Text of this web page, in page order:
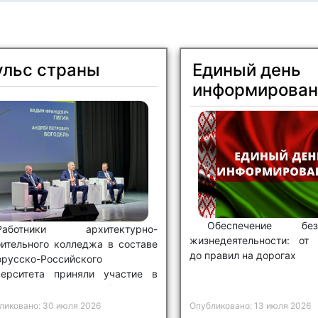
страны
архитектурно-
колледжа в составе
Российского
приняли участие в
политической встрече
страны».
30 июля 2026
Единый день
Обеспечение
жизнедеятельности: от
до правил на дорогах
Опубликовано: 13 июля 2026